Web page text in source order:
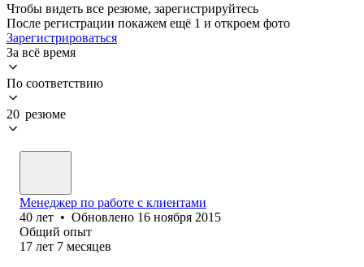
Чтобы видеть все резюме, зарегистрируйтесь
После регистрации покажем ещё 1 и откроем фото
Зарегистрироваться
За всё время
По соответствию
20 резюме
Менеджер по работе с клиентами
40 лет • Обновлено 16 ноября 2015
Общий опыт
17 лет 7 месяцев